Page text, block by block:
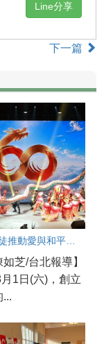
Line分享
下一篇
如芝/台北報導】
1日(六)，創立
...